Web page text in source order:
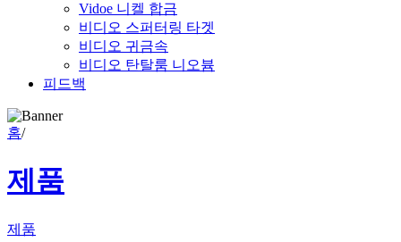
Vidoe 니켈 합금
비디오 스퍼터링 타겟
비디오 귀금속
비디오 탄탈룸 니오븀
피드백
홈/
제품
제품